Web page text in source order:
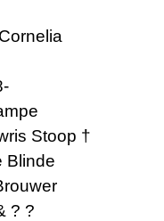
Stoop †
Blinde
? ?